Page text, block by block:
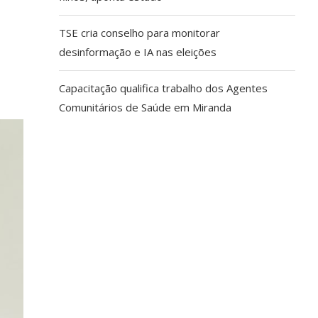
TSE cria conselho para monitorar
desinformação e IA nas eleições
Capacitação qualifica trabalho dos Agentes
Comunitários de Saúde em Miranda